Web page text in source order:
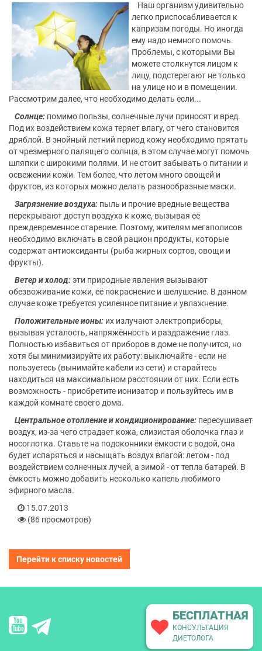
Наш организм удивительно
легко приспосабливается к
капризам погоды. Но иногда
ему надо немного помочь.
Проблемы, с которыми Вы
можете столкнутся лицом к
лицу, подстерегают не только
на улице но и в помещении.
Рассмотрим далее, что необходимо делать если...
Солнце: помимо пользы, солнечные лучи приносят и вред.
Под их воздействием кожа теряет влагу, от чего становится
дряблой. В знойный летний период кожу необходимо прятать
от чрезмерного палящего солнца, в этом случае могут помочь
шляпки с широкими полями. И не стоит забывать о питании и
освежении кожи. Тем более, что летом много овощей и
фруктов, из которых можно делать разнообразные маски.
Загрязнение воздуха: пыль и прочие вредные вещества
перекрывают доступ воздуха к коже, вызывая её
преждевременное старение. Поэтому, жителям мегаполисов
необходимо включать в свой рацион продукты, которые
содержат антиоксиданты (рыба жирных сортов, овощи и
фрукты).
Ветер и холод:эти природные явления вызывают
обезвоживание кожи, её покраснение и шелушение. В данном
случае коже требуется усиленное питание и увлажнение.
Положительные ионы: их излучают электроприборы,
вызывая усталость, напряжённость и раздражение глаз.
Полностью избавиться от приборов в доме не получится, но
хотя бы минимизируйте их работу: выключайте - если не
пользуетесь (вынимайте кабели из сети) и старайтесь
находиться на максимальном расстоянии от них. Если есть
возможность - приобретите ионизатор и пользуйтесь им в
каждой комнате своего дома.
Центральное отопление и кондиционирование: пересушивает
воздух, из-за чего страдает кожа, слизистая оболочка глаз и
носоглотка. Ставьте на подоконники ёмкости с водой, она
будет испаряться и насыщать воздух влагой: летом - под
воздействием солнечных лучей, а зимой - от тепла батарей. В
ёмкость можно добавить несколько капель любимого
эфирного масла.
15.07.2013
(86 просмотров)
Перейти к списку новостей
БЕСПЛАТНАЯ
КОНСУЛЬТАЦИЯ
ДИЕТОЛОГА